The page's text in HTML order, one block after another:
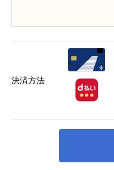
決済方法